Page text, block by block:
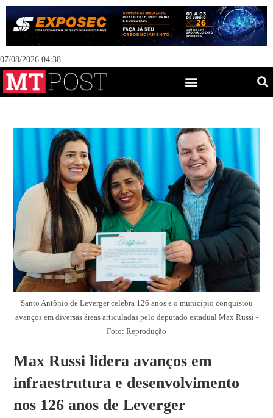
07/08/2026 04:38
Santo Antônio de Leverger celebra 126 anos e o município conquistou
avanços em diversas áreas articuladas pelo deputado estadual Max Russi -
Foto: Reprodução
Max Russi lidera avanços em
infraestrutura e desenvolvimento
nos 126 anos de Leverger